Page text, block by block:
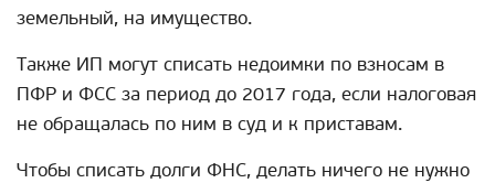
земельный, на имущество.
Также ИП могут списать недоимки по взносам в
ПФР и ФСС за период до 2017 года, если налоговая
не обращалась по ним в суд и к приставам.
Чтобы списать долги ФНС, делать ничего не нужно